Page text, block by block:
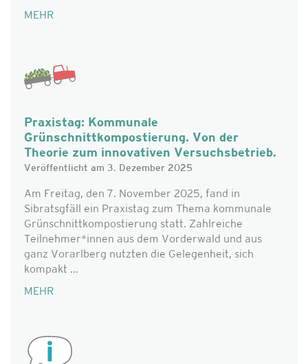
MEHR
Praxistag: Kommunale
Grünschnittkompostierung. Von der
Theorie zum innovativen Versuchsbetrieb.
Veröffentlicht am 3. Dezember 2025
Am Freitag, den 7. November 2025, fand in
Sibratsgfäll ein Praxistag zum Thema kommunale
Grünschnittkompostierung statt. Zahlreiche
Teilnehmer*innen aus dem Vorderwald und aus
ganz Vorarlberg nutzten die Gelegenheit, sich
kompakt ...
MEHR